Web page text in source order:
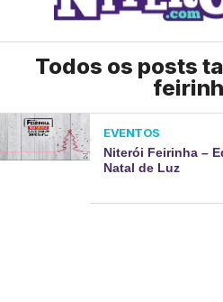
Todos os posts
EVENTOS
Niterói Feirinha –
Natal de Luz